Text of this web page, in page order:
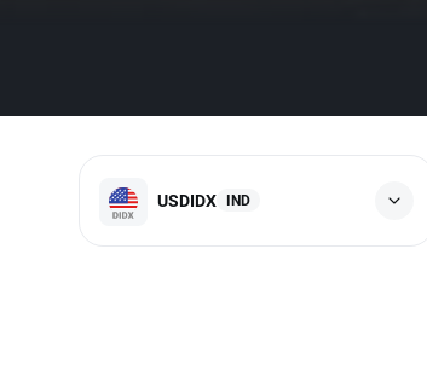
USDIDX IND